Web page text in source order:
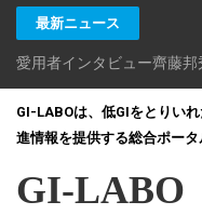
最新ニュース
愛用者インタビュー齊藤邦
GI-LABOは、低GIをとりい
進情報を提供する総合ポータ
GI-LABO